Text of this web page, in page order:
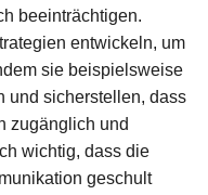
beeinträchtigen.
entwickeln, um
sie beispielsweise
und sicherstellen, dass
zugänglich und
wichtig, dass die
geschult